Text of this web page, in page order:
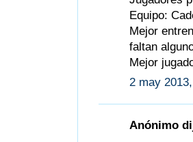
Equipo:
Mejor
faltan
Mejor
2 may
Anónimo